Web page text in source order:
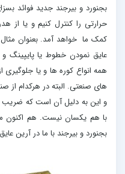
بجنورد و بیرجند جدید فوائد
حرارتی را کنترل کنیم و یا
کمک ما خواهد آمد. بعنوان
عایق نمودن خطوط یا پایپینگ
همه انواع کوره ها و یا
های صنعتی. البته در هرکدام
و این به دلیل آن است که
با هم یکسان نیست. هم اکنون
بجنورد و بیرجند با ما در آرین